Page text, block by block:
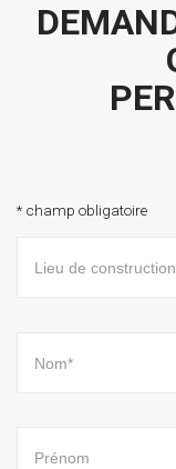
* champ obligatoire